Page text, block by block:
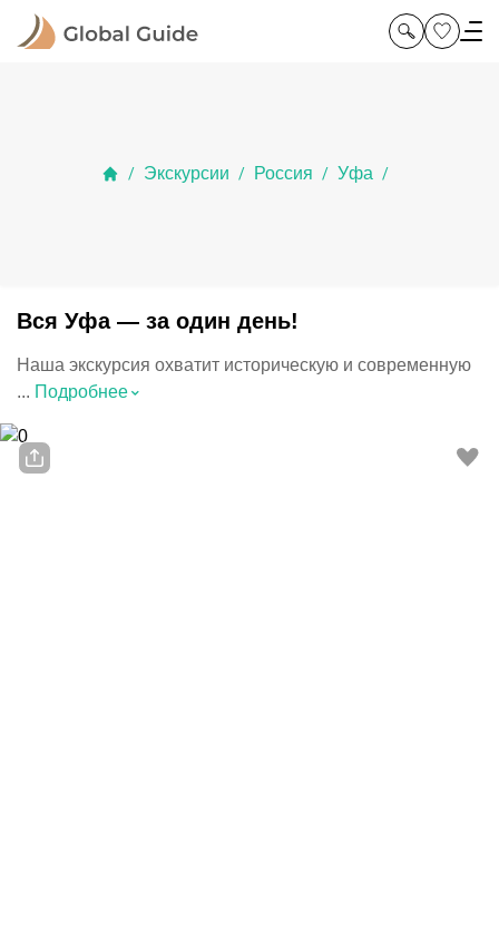
/ Экскурсии / Россия / Уфа /
Вся Уфа — за один день!
Наша экскурсия охватит историческую и современную
... Подробнее⌃